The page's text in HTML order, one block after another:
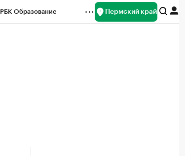
РБК Образование Пермский край